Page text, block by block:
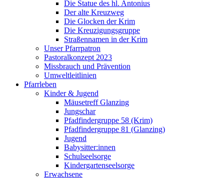
Die Statue des hl. Antonius
Der alte Kreuzweg
Die Glocken der Krim
Die Kreuzigungsgruppe
Straßennamen in der Krim
Unser Pfarrpatron
Pastoralkonzept 2023
Missbrauch und Prävention
Umweltleitlinien
Pfarrleben
Kinder & Jugend
Mäusetreff Glanzing
Jungschar
Pfadfindergruppe 58 (Krim)
Pfadfindergruppe 81 (Glanzing)
Jugend
Babysitter:innen
Schulseelsorge
Kindergartenseelsorge
Erwachsene